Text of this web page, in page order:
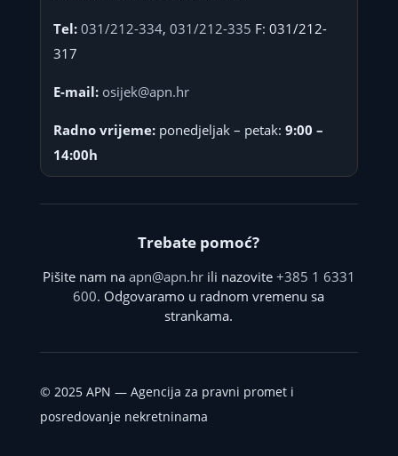
Tel: 031/212-334, 031/212-335 F: 031/212-
317
E-mail: osijek@apn.hr
Radno vrijeme:ponedjeljak – petak: 9:00 –
14:00h
Trebate pomoć?
Pišite nam na apn@apn.hrili nazovite +385 1 6331
600. Odgovaramo u radnom vremenu sa
strankama.
© 2025APN — Agencija za pravni promet i
posredovanje nekretninama